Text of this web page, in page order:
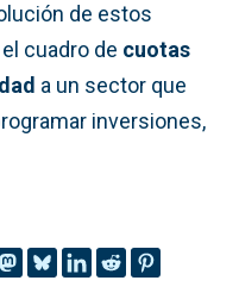
de estos
cuadro de cuotas
a un sector que
inversiones,